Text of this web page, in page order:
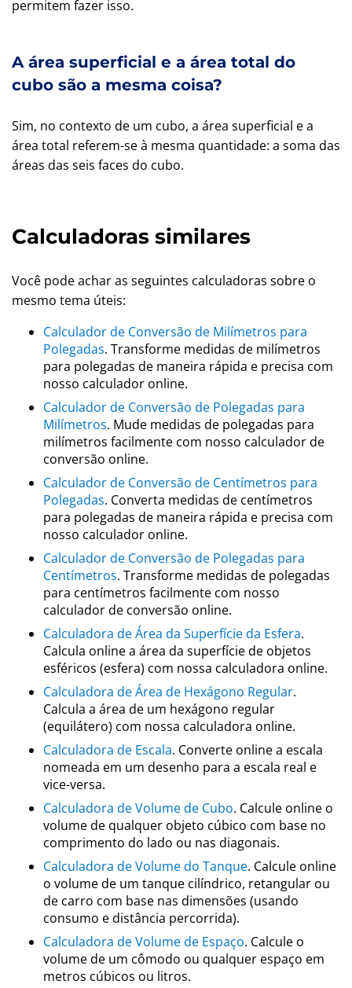
permitem fazer isso.
A área superficial e a área total do
cubo são a mesma coisa?
Sim, no contexto de um cubo, a área superficial e a
área total referem-se à mesma quantidade: a soma das
áreas das seis faces do cubo.
Calculadoras similares
Você pode achar as seguintes calculadoras sobre o
mesmo tema úteis:
Calculador de Conversão de Milímetros para
Polegadas. Transforme medidas de milímetros
para polegadas de maneira rápida e precisa com
nosso calculador online.
Calculador de Conversão de Polegadas para
Milímetros. Mude medidas de polegadas para
milímetros facilmente com nosso calculador de
conversão online.
Calculador de Conversão de Centímetros para
Polegadas. Converta medidas de centímetros
para polegadas de maneira rápida e precisa com
nosso calculador online.
Calculador de Conversão de Polegadas para
Centímetros. Transforme medidas de polegadas
para centímetros facilmente com nosso
calculador de conversão online.
Calculadora de Área da Superfície da Esfera.
Calcula online a área da superfície de objetos
esféricos (esfera) com nossa calculadora online.
Calculadora de Área de Hexágono Regular.
Calcula a área de um hexágono regular
(equilátero) com nossa calculadora online.
Calculadora de Escala. Converte online a escala
nomeada em um desenho para a escala real e
vice-versa.
Calculadora de Volume de Cubo. Calcule online o
volume de qualquer objeto cúbico com base no
comprimento do lado ou nas diagonais.
Calculadora de Volume do Tanque. Calcule online
o volume de um tanque cilíndrico, retangular ou
de carro com base nas dimensões (usando
consumo e distância percorrida).
Calculadora de Volume de Espaço. Calcule o
volume de um cômodo ou qualquer espaço em
metros cúbicos ou litros.